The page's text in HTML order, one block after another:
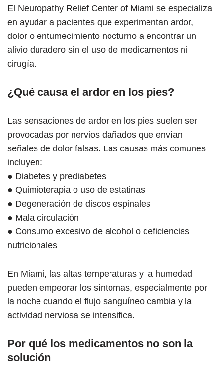
El Neuropathy Relief Center of Miami se especializa
en ayudar a pacientes que experimentan ardor,
dolor o entumecimiento nocturno a encontrar un
alivio duradero sin el uso de medicamentos ni
cirugía.
¿Qué causa el ardor en los pies?
Las sensaciones de ardor en los pies suelen ser
provocadas por nervios dañados que envían
señales de dolor falsas. Las causas más comunes
incluyen:
● Diabetes y prediabetes
● Quimioterapia o uso de estatinas
● Degeneración de discos espinales
● Mala circulación
● Consumo excesivo de alcohol o deficiencias
nutricionales
En Miami, las altas temperaturas y la humedad
pueden empeorar los síntomas, especialmente por
la noche cuando el flujo sanguíneo cambia y la
actividad nerviosa se intensifica.
Por qué los medicamentos no son la
solución